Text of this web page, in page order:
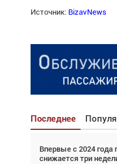
Источник: BizavNews
Последнее
Впервые с 2024 года
снижается три
Взгляд с высоты:
спасательных